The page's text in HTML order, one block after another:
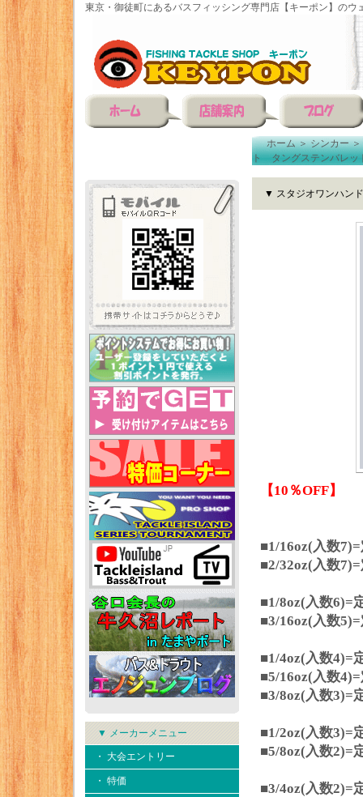
東京・御徒町にあるバスフィッシング専門店【キーポン】のウ
▼ メーカーメニュー
・ 大会エントリー
・ 特価
ホーム＞シンカー＞
ト タングステンバレッ
▼ スタジオワンハン
【10％OFF】
■1/16oz(入数
■2/32oz(入数
■1/8oz(入数6)=
■3/16oz(入数
■1/4oz(入数4)=
■5/16oz(入数
■3/8oz(入数3)=
■1/2oz(入数3)=
■5/8oz(入数2)=
■3/4oz(入数2)=